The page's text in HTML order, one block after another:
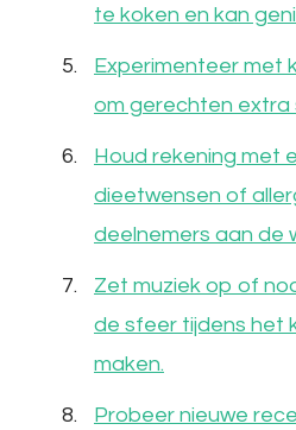
te koken en kan
Experimenteer met
om gerechten extra
Houd rekening met
dieetwensen of
deelnemers aan de
Zet muziek op of
de sfeer tijdens het
maken.
Probeer nieuwe